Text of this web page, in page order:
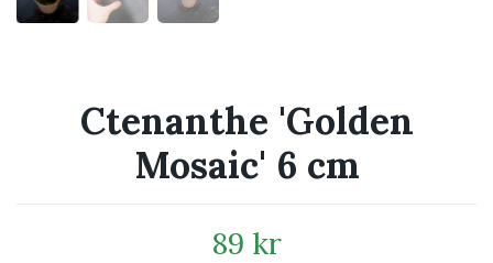
Ctenanthe 'Golden
Mosaic' 6 cm
89 kr